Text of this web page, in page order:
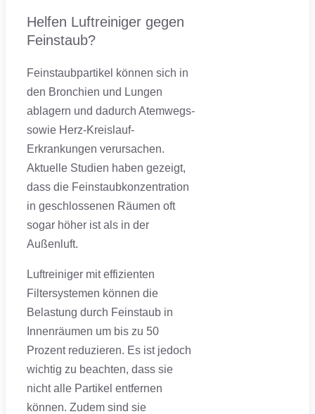
Helfen Luftreiniger gegen
Feinstaub?
Feinstaubpartikel können sich in
den Bronchien und Lungen
ablagern und dadurch Atemwegs-
sowie Herz-Kreislauf-
Erkrankungen verursachen.
Aktuelle Studien haben gezeigt,
dass die Feinstaubkonzentration
in geschlossenen Räumen oft
sogar höher ist als in der
Außenluft.
Luftreiniger mit effizienten
Filtersystemen können die
Belastung durch Feinstaub in
Innenräumen um bis zu 50
Prozent reduzieren. Es ist jedoch
wichtig zu beachten, dass sie
nicht alle Partikel entfernen
können. Zudem sind sie